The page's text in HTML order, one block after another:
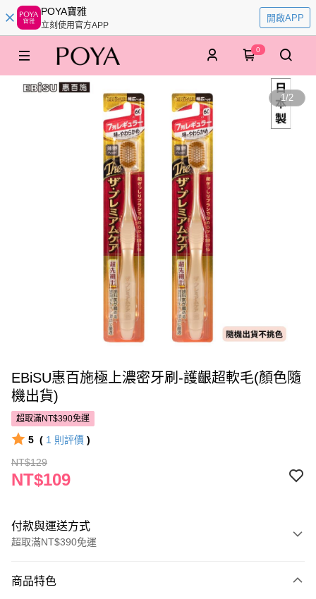
POYA寶雅
立刻使用官方APP
開啟APP
0
1/2
EBiSU惠百施極上濃密牙刷-護齦超軟毛(顏色隨
機出貨)
超取滿NT$390免運
5 ( 1 則評價 )
NT$129
NT$109
付款與運送方式
超取滿NT$390免運
POYA支付
商品特色